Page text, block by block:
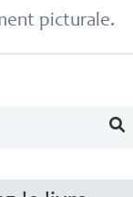
picturale.